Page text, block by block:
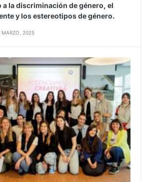
a la discriminación de género, el
y los estereotipos de género.
MARZO, 2025